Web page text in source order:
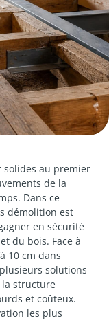
solides au premier
de la
Dans ce
démolition est
en sécurité
du bois. Face à
10 cm dans
solutions
la structure
et coûteux.
les plus